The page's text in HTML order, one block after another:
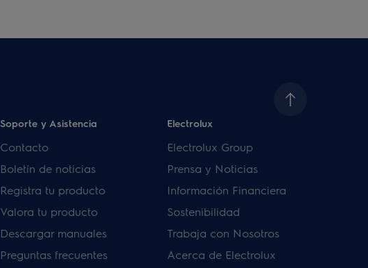
Soporte y Asistencia
Contacto
Boletín de noticias
Registra tu producto
Valora tu producto
Descargar manuales
Preguntas frecuentes
Electrolux
Electrolux Group
Prensa y Noticias
Información Financiera
Sostenibilidad
Trabaja con Nosotros
Acerca de Electrolux